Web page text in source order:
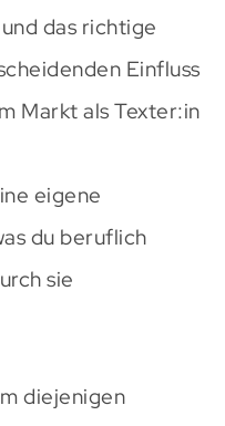
das richtige
Einfluss
Markt als Texter:in
eigene
du beruflich
sie
diejenigen